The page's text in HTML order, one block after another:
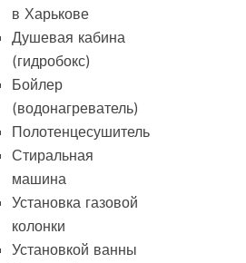
в Харькове
Душевая кабина
(гидробокс)
Бойлер
(водонагреватель)
Полотенцесушитель
Стиральная
машина
Установка газовой
колонки
Установкой ванны